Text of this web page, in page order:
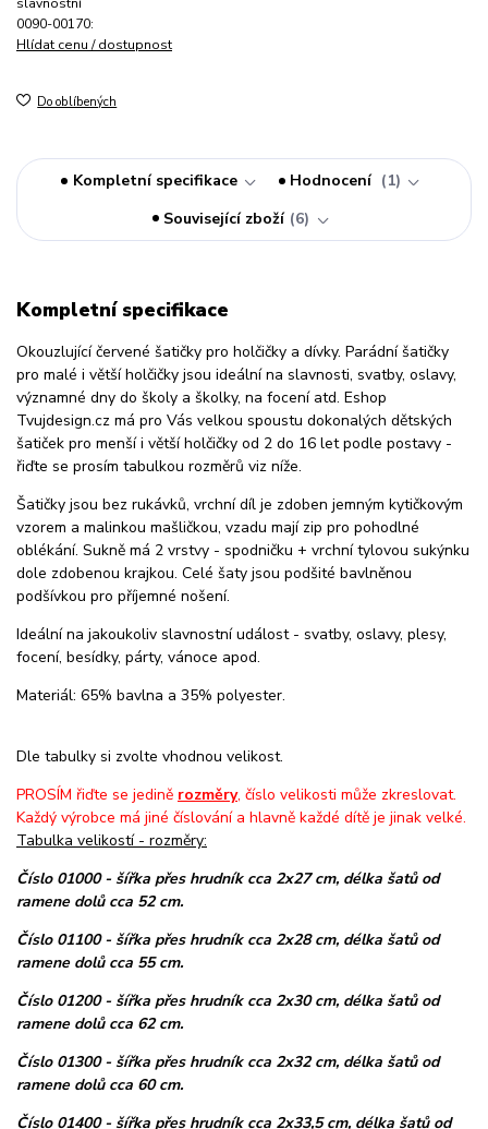
0090-00170:
Hlídat cenu / dostupnost
Do oblíbených
Kompletní specifikace Hodnocení
1
Související zboží 6
Kompletní specifikace
Okouzlující červené šatičky pro holčičky a dívky. Parádní šatičky
pro malé i větší holčičky jsou ideální na slavnosti, svatby, oslavy,
významné dny do školy a školky, na focení atd. Eshop
Tvujdesign.cz má pro Vás velkou spoustu dokonalých dětských
šatiček pro menší i větší holčičky od 2 do 16 let podle postavy -
řiďte se prosím tabulkou rozměrů viz níže.
Šatičky jsou bez rukávků, vrchní díl je zdoben jemným kytičkovým
vzorem a malinkou mašličkou, vzadu mají zip pro pohodlné
oblékání. Sukně má 2 vrstvy - spodničku + vrchní tylovou sukýnku
dole zdobenou krajkou. Celé šaty jsou podšité bavlněnou
podšívkou pro příjemné nošení.
Ideální na jakoukoliv slavnostní událost - svatby, oslavy, plesy,
focení, besídky, párty, vánoce apod.
Materiál: 65% bavlna a 35% polyester.
Dle tabulky si zvolte vhodnou velikost.
PROSÍM řiďte se jedině rozměry, číslo velikosti může zkreslovat.
Každý výrobce má jiné číslování a hlavně každé dítě je jinak velké.
Tabulka velikostí - rozměry:
Číslo 01000 - šířka přes hrudník cca 2x27 cm, délka šatů od
ramene dolů cca 52 cm.
Číslo 01100 - šířka přes hrudník cca 2x28 cm, délka šatů od
ramene dolů cca 55 cm.
Číslo 01200 - šířka přes hrudník cca 2x30 cm, délka šatů od
ramene dolů cca 62 cm.
Číslo 01300 - šířka přes hrudník cca 2x32 cm, délka šatů od
ramene dolů cca 60 cm.
Číslo 01400 - šířka přes hrudník cca 2x33,5 cm, délka šatů od